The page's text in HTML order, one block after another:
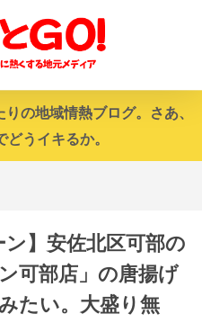
の地域情熱ブログ。さあ、
うイキるか。
ン】安佐北区可部の
可部店」の唐揚げ
たい。大盛り無